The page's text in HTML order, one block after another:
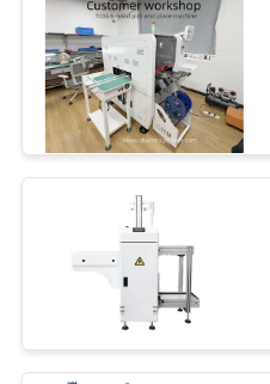
LOS
VÍDEOS
SOBRE
NOSOTROS
LA